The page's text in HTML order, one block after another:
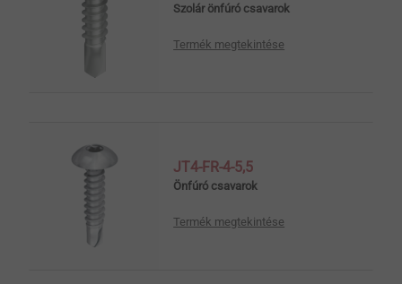
Szolár önfúró csavarok
Termék megtekintése
JT4-FR-4-5,5
Önfúró csavarok
Termék megtekintése